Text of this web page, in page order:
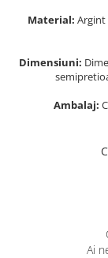
Material: Argint
Dimensiuni:
Ambalaj:
Ai